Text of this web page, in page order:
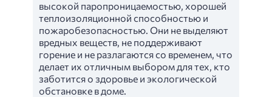
высокой паропроницаемостью, хорошей
теплоизоляционной способностью и
пожаробезопасностью. Они не выделяют
вредных веществ, не поддерживают
горение и не разлагаются со временем, что
делает их отличным выбором для тех, кто
заботится о здоровье и экологической
обстановке в доме.